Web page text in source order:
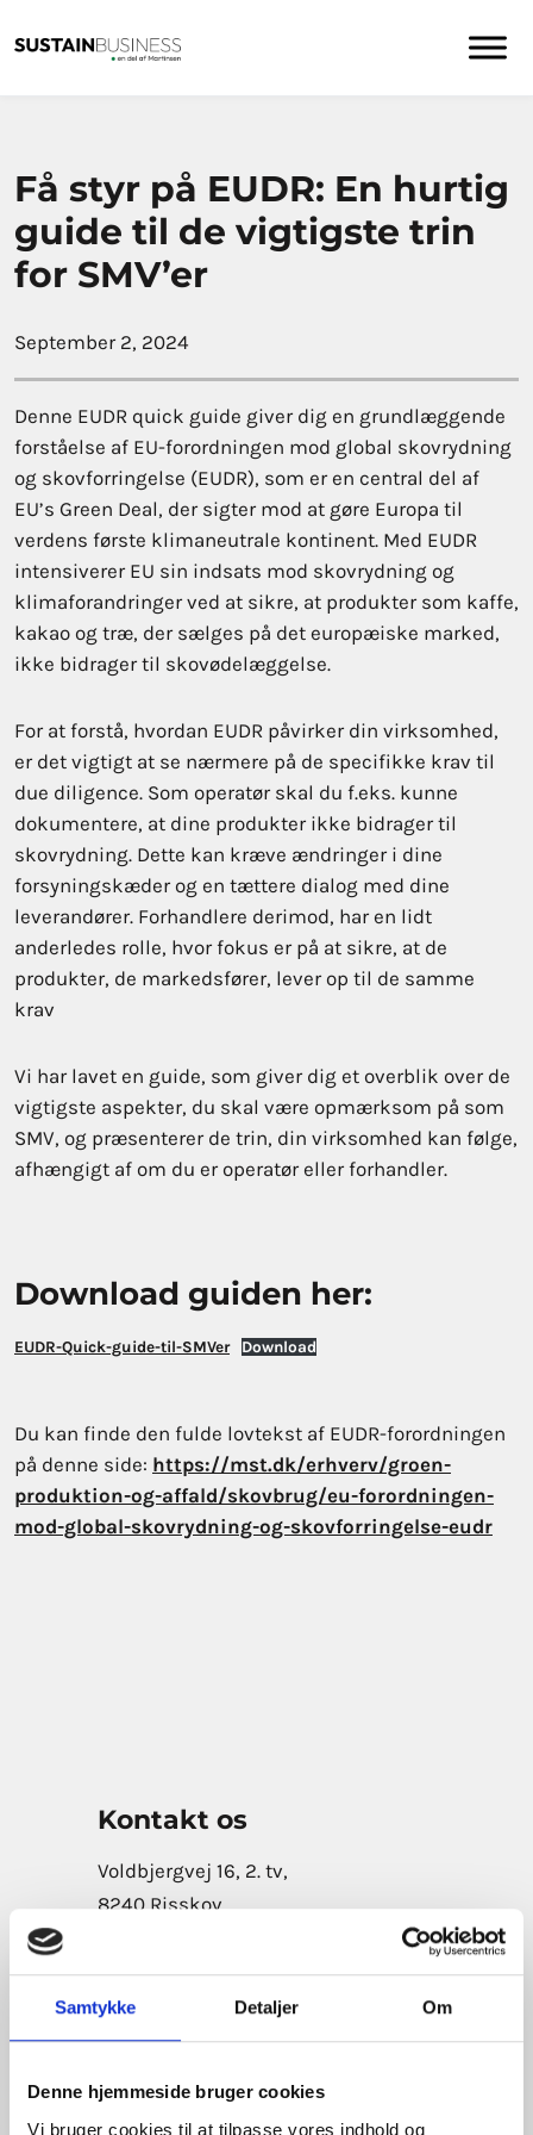
Samtykke Detaljer Om
Denne hjemmeside bruger cookies
Vi bruger cookies til at tilpasse vores indhold og
Få styr på EUDR: En hurtig
guide til de vigtigste trin
for SMV’er
September 2, 2024
Denne EUDR quick guide giver dig en grundlæggende
forståelse af EU-forordningen mod global skovrydning
og skovforringelse (EUDR), som er en central del af
EU’s Green Deal, der sigter mod at gøre Europa til
verdens første klimaneutrale kontinent. Med EUDR
intensiverer EU sin indsats mod skovrydning og
klimaforandringer ved at sikre, at produkter som kaffe,
kakao og træ, der sælges på det europæiske marked,
ikke bidrager til skovødelæggelse.
For at forstå, hvordan EUDR påvirker din virksomhed,
er det vigtigt at se nærmere på de specifikke krav til
due diligence. Som operatør skal du f.eks. kunne
dokumentere, at dine produkter ikke bidrager til
skovrydning. Dette kan kræve ændringer i dine
forsyningskæder og en tættere dialog med dine
leverandører. Forhandlere derimod, har en lidt
anderledes rolle, hvor fokus er på at sikre, at de
produkter, de markedsfører, lever op til de samme
krav
Vi har lavet en guide, som giver dig et overblik over de
vigtigste aspekter, du skal være opmærksom på som
SMV, og præsenterer de trin, din virksomhed kan følge,
afhængigt af om du er operatør eller forhandler.
Download guiden her:
EUDR-Quick-guide-til-SMVer Download
Du kan finde den fulde lovtekst af EUDR-forordningen
på denne side: https://mst.dk/erhverv/groen-
produktion-og-affald/skovbrug/eu-forordningen-
mod-global-skovrydning-og-skovforringelse-eudr
Kontakt os
Voldbjergvej 16, 2. tv,
8240 Risskov
Tlf:+45 6055 2099
E-mail:
kontakt-esg@martinsen.dk
CVR:32 28 52 01